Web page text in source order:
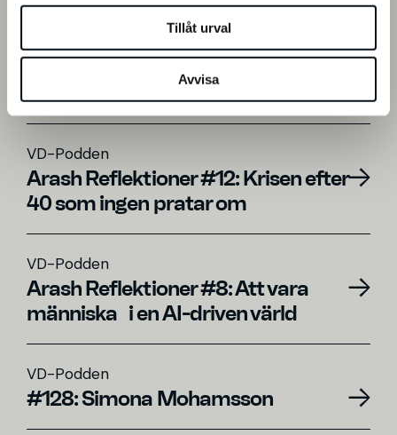
Tillåt urval
Avvisa
VD-Podden
Arash Reflektioner – När maskinen
tar över och mannen faller
VD-Podden
Arash Reflektioner #12: Krisen efter
40 som ingen pratar om
VD-Podden
Arash Reflektioner #8: Att vara
människa i en AI-driven värld
VD-Podden
#128: Simona Mohamsson